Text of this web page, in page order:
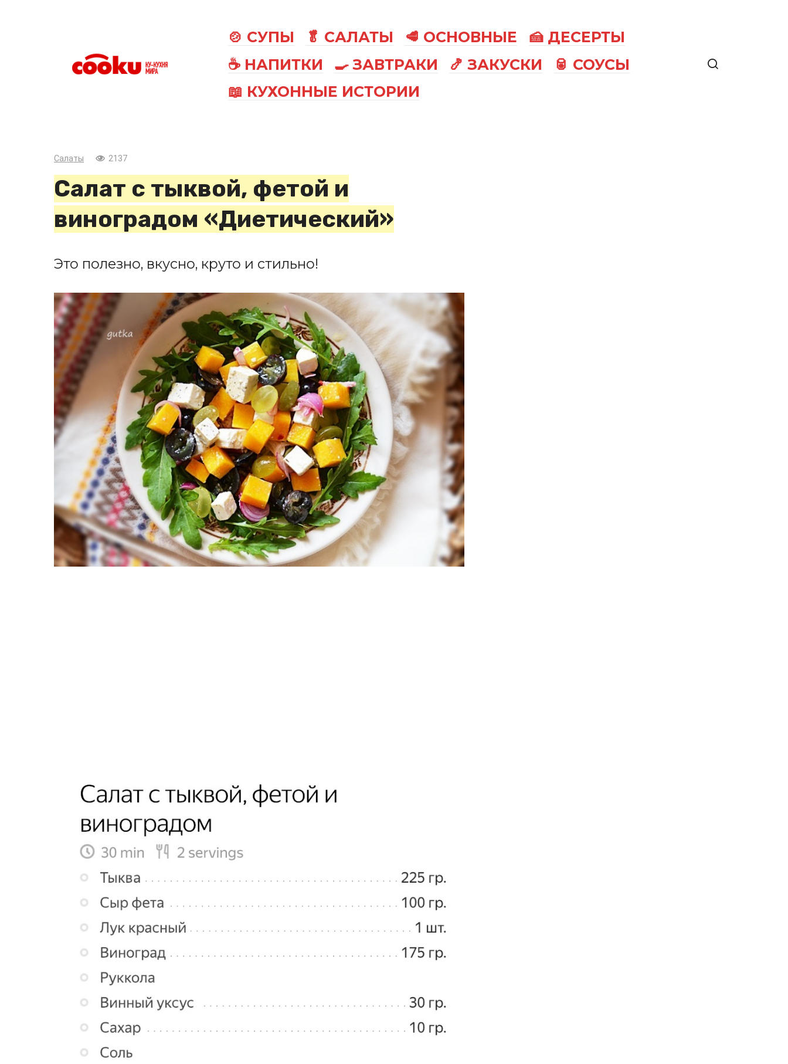
🍲 СУПЫ 🥬 САЛАТЫ 🥩 ОСНОВНЫЕ
🍰 ДЕСЕРТЫ
☕ НАПИТКИ
🍳 ЗАВТРАКИ 🍤 ЗАКУСКИ
🥫 СОУСЫ
📖 КУХОННЫЕ ИСТОРИИ
Салаты 2137
Салат с тыквой, фетой и
виноградом «Диетический»
Это полезно, вкусно, круто и стильно!